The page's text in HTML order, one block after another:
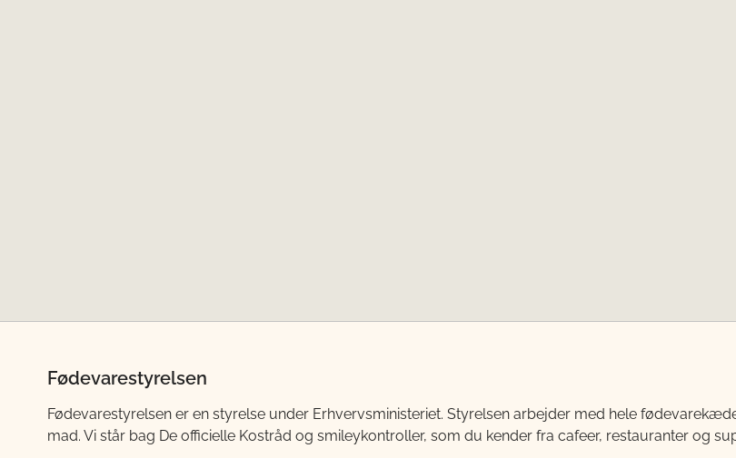
Fødevarestyrelsen
Fødevarestyrelsen er en styrelse under Erhvervsministeriet. Styrelsen arbejder med hele
mad. Vi står bag De officielle Kostråd og smileykontroller, som du kender fra cafeer, restauranter og